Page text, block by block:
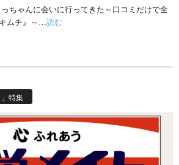
ちゃんに会いに行ってきた～口コミだけで全
ムチ』～…読む
特集